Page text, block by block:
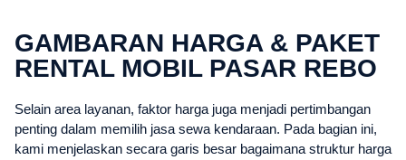
GAMBARAN HARGA & PAKET
RENTAL MOBIL PASAR REBO
Selain area layanan, faktor harga juga menjadi pertimbangan
penting dalam memilih jasa sewa kendaraan. Pada bagian ini,
kami menjelaskan secara garis besar bagaimana struktur harga